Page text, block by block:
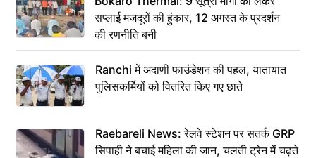
सप्लाई मजदूरों की हुंकार, 12 अगस्त के प्रदर्शन
की रणनीति बनी
Ranchi में अदाणी फाउंडेशन की पहल, यातायात
पुलिसकर्मियों को वितरित किए गए छाते
Raebareli News: रेलवे स्टेशन पर सतर्क GRP
सिपाही ने बचाई महिला की जान, चलती ट्रेन में चढ़ते